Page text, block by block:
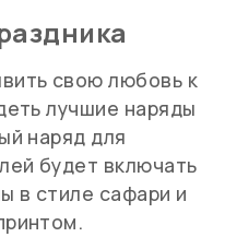
свою любовь к
лучшие наряды
наряд для
будет включать
в стиле сафари и